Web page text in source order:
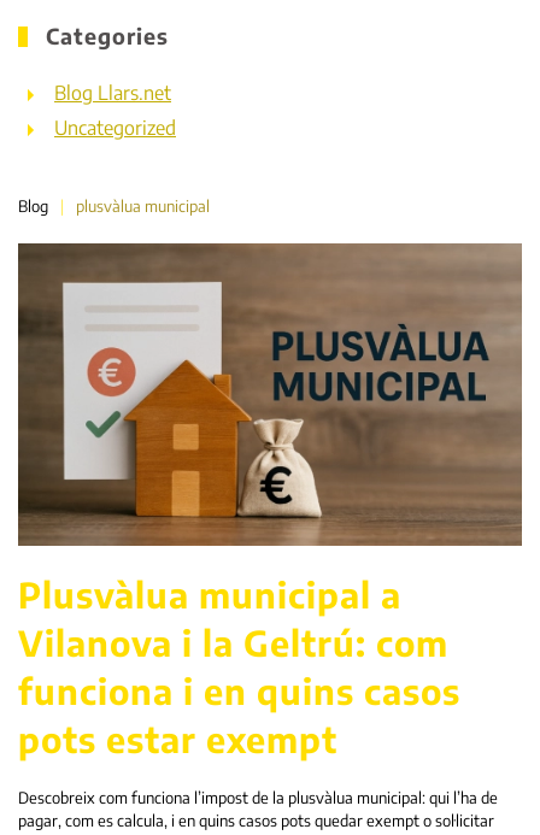
Categories
Blog Llars.net
Uncategorized
Blog plusvàlua municipal
Plusvàlua municipal a
Vilanova i la Geltrú: com
funciona i en quins casos
pots estar exempt
Descobreix com funciona l’impost de la plusvàlua municipal: qui l’ha de
pagar, com es calcula, i en quins casos pots quedar exempt o sol·licitar